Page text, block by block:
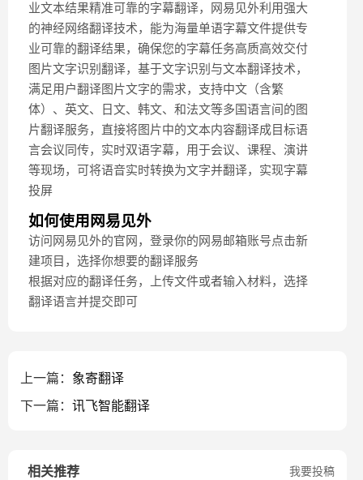
业文本结果精准可靠的字幕翻译，网易见外利用强大
的神经网络翻译技术，能为海量单语字幕文件提供专
业可靠的翻译结果，确保您的字幕任务高质高效交付
图片文字识别翻译，基于文字识别与文本翻译技术，
满足用户翻译图片文字的需求，支持中文（含繁
体）、英文、日文、韩文、和法文等多国语言间的图
片翻译服务，直接将图片中的文本内容翻译成目标语
言会议同传，实时双语字幕，用于会议、课程、演讲
等现场，可将语音实时转换为文字并翻译，实现字幕
投屏
如何使用网易见外
访问网易见外的官网，登录你的网易邮箱账号点击新
建项目，选择你想要的翻译服务
根据对应的翻译任务，上传文件或者输入材料，选择
翻译语言并提交即可
上一篇： 象寄翻译
下一篇： 讯飞智能翻译
我要投稿
相关推荐